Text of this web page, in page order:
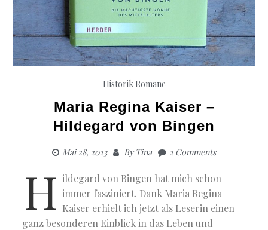
Historik Romane
Maria Regina Kaiser –
Hildegard von Bingen
Mai 28, 2023 ByTina 2 Comments
H ildegard von Bingen hat mich schon
immer fasziniert. Dank Maria Regina
Kaiser erhielt ich jetzt als Leserin einen
ganz besonderen Einblick in das Leben und